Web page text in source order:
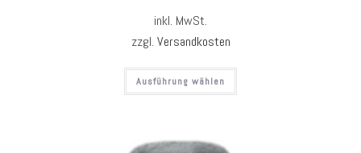
inkl. MwSt.
zzgl. Versandkosten
Ausführung wählen